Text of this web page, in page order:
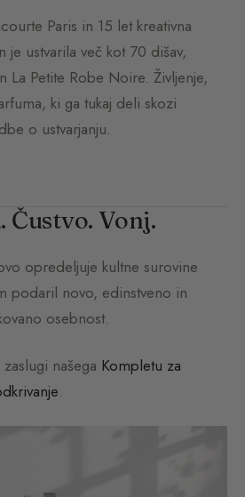
Paris in 15 let kreativna
ustvarila več kot 70 dišav,
La Petite Robe Noire. Življenje,
ki ga tukaj deli skozi
o ustvarjanju.
Čustvo. Vonj.
opredeljuje kultne surovine
podaril novo, edinstveno in
osebnost.
našega Kompletu za
.